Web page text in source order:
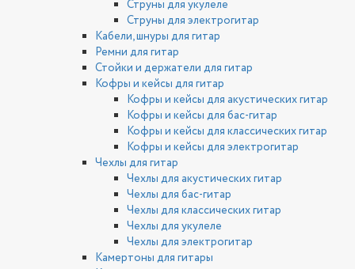
Струны для укулеле
Струны для электрогитар
Кабели, шнуры для гитар
Ремни для гитар
Стойки и держатели для гитар
Кофры и кейсы для гитар
Кофры и кейсы для акустических гитар
Кофры и кейсы для бас-гитар
Кофры и кейсы для классических гитар
Кофры и кейсы для электрогитар
Чехлы для гитар
Чехлы для акустических гитар
Чехлы для бас-гитар
Чехлы для классических гитар
Чехлы для укулеле
Чехлы для электрогитар
Камертоны для гитары